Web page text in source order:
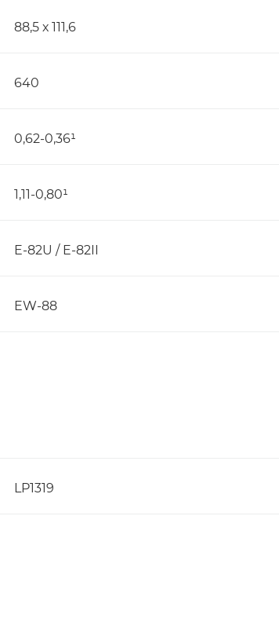
88,5 х 111,6
640
0,62-0,36¹
1,11-0,80¹
E-82U / E-82II
EW-88
LP1319